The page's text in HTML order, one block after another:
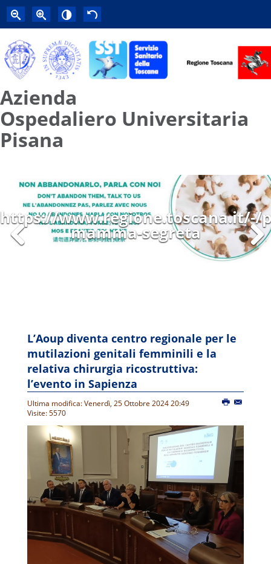
Azienda
Ospedaliero Universitaria
Pisana
https://www.regione.toscana.it/-/
mamma-segreta
Next
L’Aoup diventa centro regionale per le
mutilazioni genitali femminili e la
relativa chirurgia ricostruttiva:
l’evento in Sapienza
Ultima modifica: Venerdì, 25 Ottobre 2024 20:49
Visite: 5570